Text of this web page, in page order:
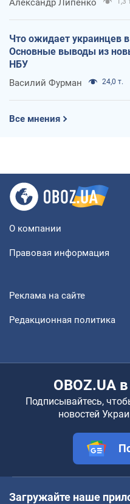
Александр Липенко
Что ожидает украинцев
Основные выводы из
НБУ
Василий Фурман 24,0 т.
Все мнения
О компании
Правовая информация
Реклама на сайте
Редакционная политика
OBOZ.UA
Подписывайтесь,
новостей
Загружайте наше